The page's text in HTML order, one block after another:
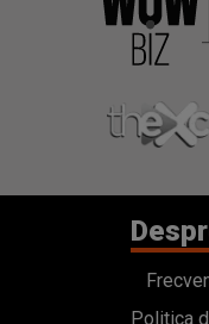
Politica